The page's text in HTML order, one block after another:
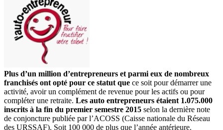
Plus d’un million d’entrepreneurs et parmi eux de nombreux
franchisés ont opté pour ce statut que ce soit pour démarrer une
activité, avoir un complément de revenue pour les actifs ou pour
compléter une retraite. Les auto entrepreneurs étaient 1.075.000
inscrits à la fin du premier semestre 2015 selon la dernière note
de conjoncture publiée par l’ACOSS (Caisse nationale du Réseau
des URSSAF). Soit 100 000 de plus que l’année antérieure.